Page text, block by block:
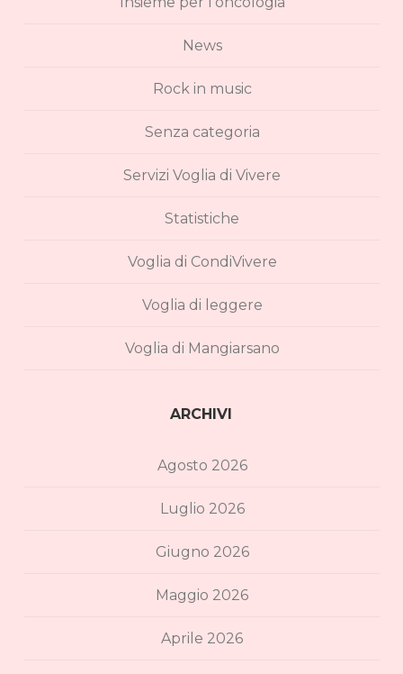
News
Rock in music
Senza categoria
Servizi Voglia di Vivere
Statistiche
Voglia di CondiVivere
Voglia di leggere
Voglia di Mangiarsano
ARCHIVI
Agosto 2026
Luglio 2026
Giugno 2026
Maggio 2026
Aprile 2026